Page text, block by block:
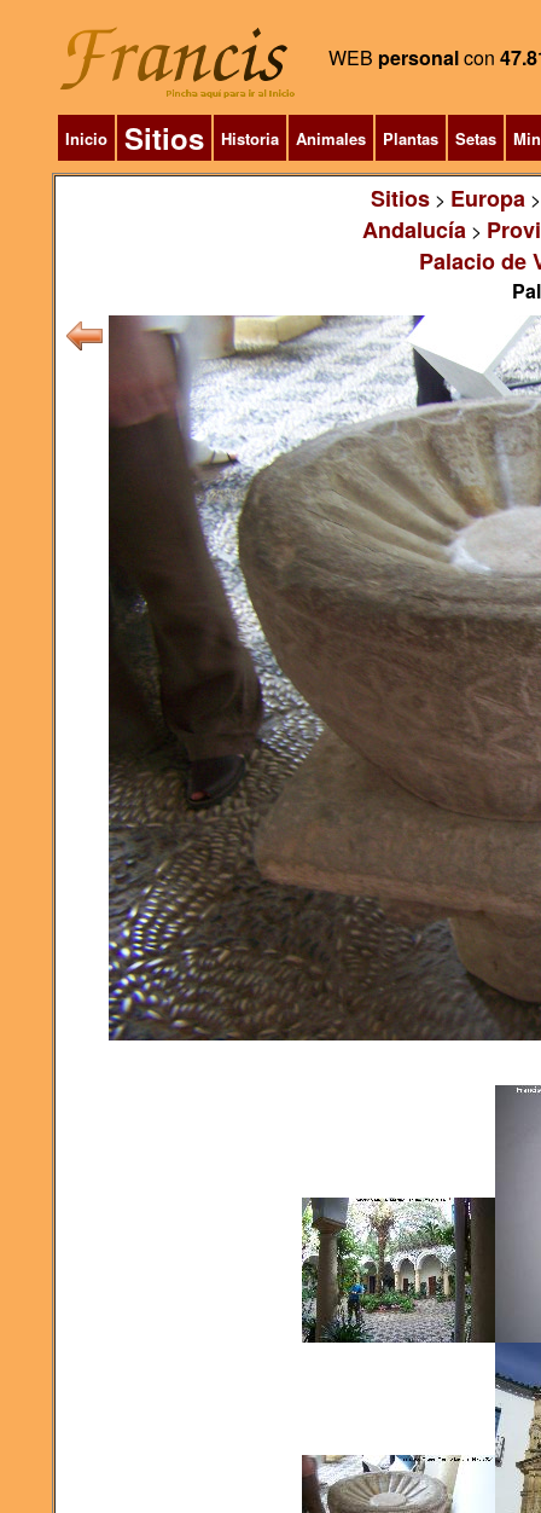
WEB personalcon
Inicio Sitios Historia Animales Plantas Setas
Sitios> Europa
Andalucía >
Palacio de